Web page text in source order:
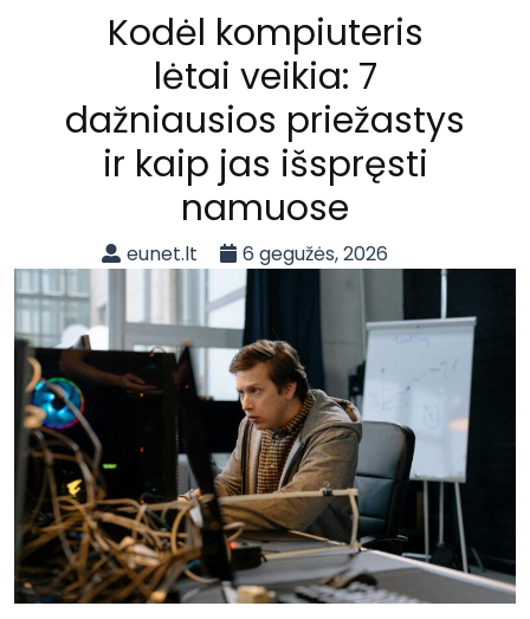
Kodėl kompiuteris
lėtai veikia: 7
dažniausios priežastys
ir kaip jas išspręsti
namuose
eunet.lt 6 gegužės, 2026